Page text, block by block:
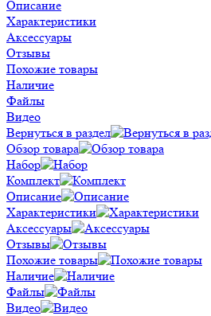
Описание
Характеристики
Аксессуары
Отзывы
Похожие товары
Наличие
Файлы
Видео
Вернуться в раздел
Обзор товара
Набор
Комплект
Описание
Характеристики
Аксессуары
Отзывы
Похожие товары
Наличие
Файлы
Видео